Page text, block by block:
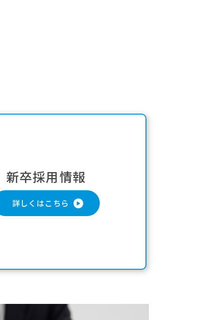
新卒採用情報
詳しくはこちら